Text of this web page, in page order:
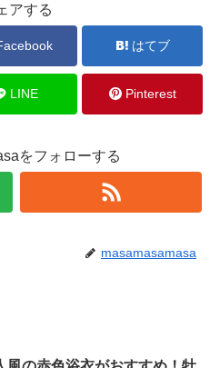
アする
はてブ
LINE Pinterest
をフォローする
masamasamasa